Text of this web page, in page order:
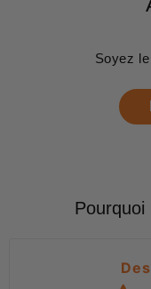
Soyez
Pourquoi